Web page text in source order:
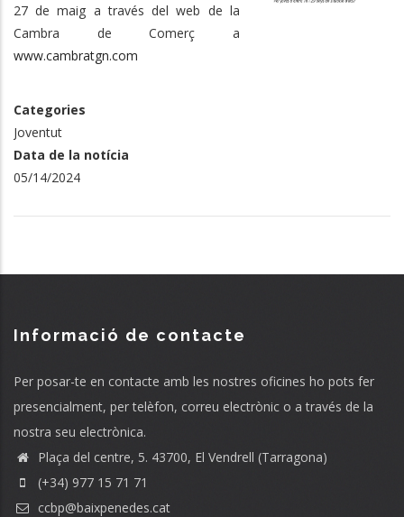
27 de maig a través del web de la
Cambra de Comerç a
www.cambratgn.com
Categories
Joventut
Data de la notícia
05/14/2024
Informació de contacte
Per posar-te en contacte amb les nostres oficines ho pots fer
presencialment, per telèfon, correu electrònic o a través de la
nostra seu electrònica.
Plaça del centre, 5. 43700, El Vendrell (Tarragona)
(+34) 977 15 71 71
ccbp@baixpenedes.cat